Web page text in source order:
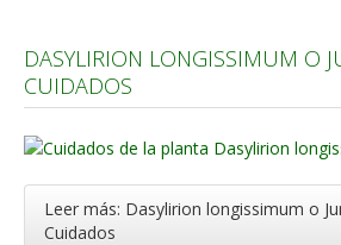
DASYLIRION LONGISSIMUM O
CUIDADOS
Leer más: Dasylirion longissimum o
Cuidados